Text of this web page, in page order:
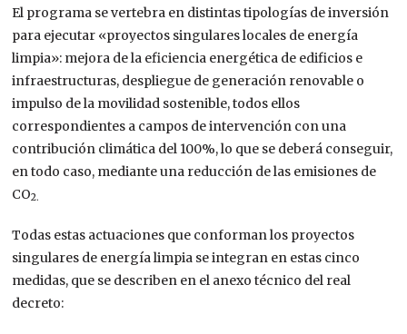
El programa se vertebra en distintas tipologías de inversión
para ejecutar «proyectos singulares locales de energía
limpia»: mejora de la eficiencia energética de edificios e
infraestructuras, despliegue de generación renovable o
impulso de la movilidad sostenible, todos ellos
correspondientes a campos de intervención con una
contribución climática del 100%, lo que se deberá conseguir,
en todo caso, mediante una reducción de las emisiones de
CO2.
Todas estas actuaciones que conforman los proyectos
singulares de energía limpia se integran en estas cinco
medidas, que se describen en el anexo técnico del real
decreto: